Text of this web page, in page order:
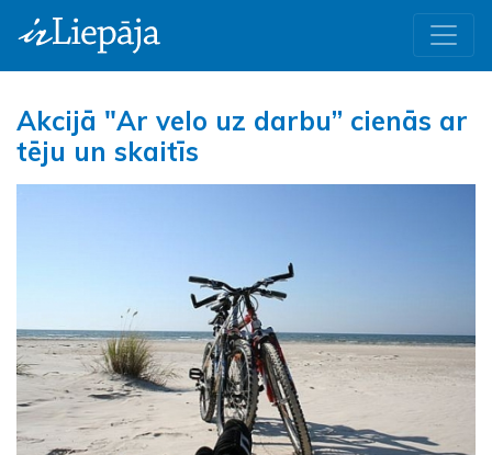
Akcijā "Ar velo uz darbu” cienās ar
tēju un skaitīs